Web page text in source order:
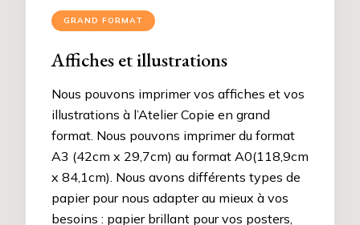
GRAND FORMAT
Affiches et illustrations
Nous pouvons imprimer vos affiches et vos
illustrations à l’Atelier Copie en grand
format. Nous pouvons imprimer du format
A3 (42cm x 29,7cm) au format A0(118,9cm
x 84,1cm). Nous avons différents types de
papier pour nous adapter au mieux à vos
besoins : papier brillant pour vos posters,